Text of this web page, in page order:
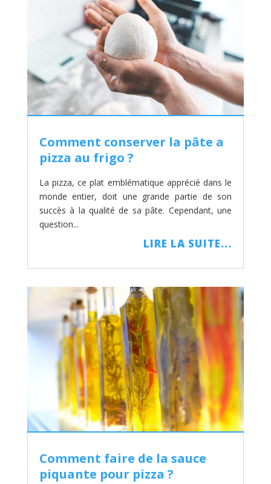
Comment conserver la pâte a
pizza au frigo ?
La pizza, ce plat emblématique apprécié dans le
monde entier, doit une grande partie de son
succès à la qualité de sa pâte. Cependant, une
question...
LIRE LA SUITE...
Comment faire de la sauce
piquante pour pizza ?